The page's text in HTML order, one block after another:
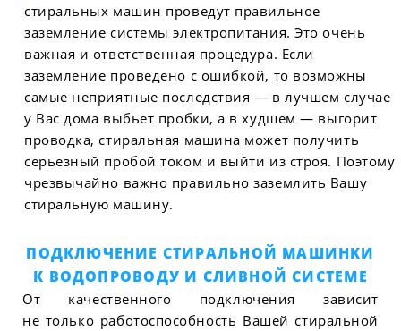
стиральных машин проведут правильное
заземление системы электропитания. Это очень
важная и ответственная процедура. Если
заземление проведено с ошибкой, то возможны
самые неприятные последствия — в лучшем случае
у Вас дома выбьет пробки, а в худшем — выгорит
проводка, стиральная машина может получить
серьезный пробой током и выйти из строя. Поэтому
чрезвычайно важно правильно заземлить Вашу
стиральную машину.
ПОДКЛЮЧЕНИЕ СТИРАЛЬНОЙ МАШИНКИ
К ВОДОПРОВОДУ И СЛИВНОЙ СИСТЕМЕ
От качественного подключения зависит
не только работоспособность Вашей стиральной